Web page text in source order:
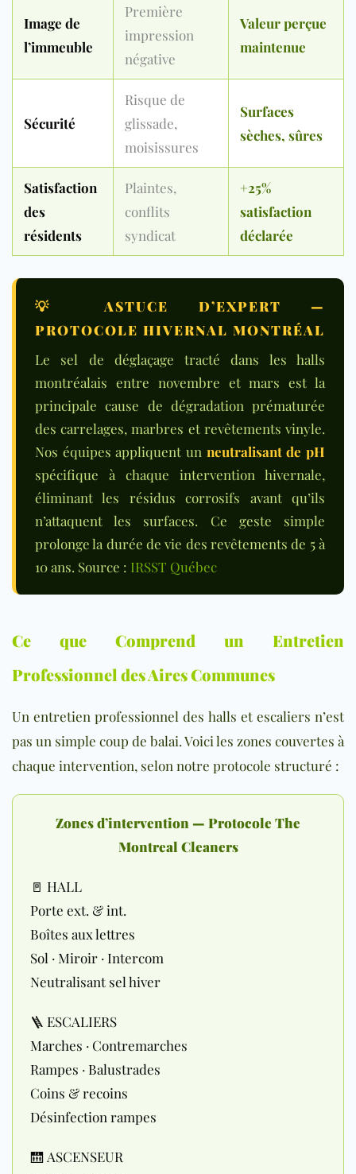
Image de
l’immeuble
Première
impression
négative
Valeur perçue
maintenue
Sécurité
Risque de
glissade,
moisissures
Surfaces
sèches, sûres
Satisfaction
des
résidents
Plaintes,
conflits
syndicat
+25%
satisfaction
déclarée
💡
ASTUCE D’EXPERT —
PROTOCOLE HIVERNAL MONTRÉAL
Le sel de déglaçage tracté dans les halls
montréalais entre novembre et mars est la
principale cause de dégradation prématurée
des carrelages, marbres et revêtements vinyle.
Nos équipes appliquent un neutralisant de pH
spécifique à chaque intervention hivernale,
éliminant les résidus corrosifs avant qu’ils
n’attaquent les surfaces. Ce geste simple
prolonge la durée de vie des revêtements de 5 à
10 ans. Source : IRSST Québec
Ce que Comprend un Entretien
Professionnel des Aires Communes
Un entretien professionnel des halls et escaliers n’est
pas un simple coup de balai. Voici les zones couvertes à
chaque intervention, selon notre protocole structuré :
Zones d’intervention — Protocole The
Montreal Cleaners
🚪 HALL
Porte ext. & int.
Boîtes aux lettres
Sol · Miroir · Intercom
Neutralisant sel hiver
🪜 ESCALIERS
Marches · Contremarches
Rampes · Balustrades
Coins & recoins
Désinfection rampes
🛗 ASCENSEUR